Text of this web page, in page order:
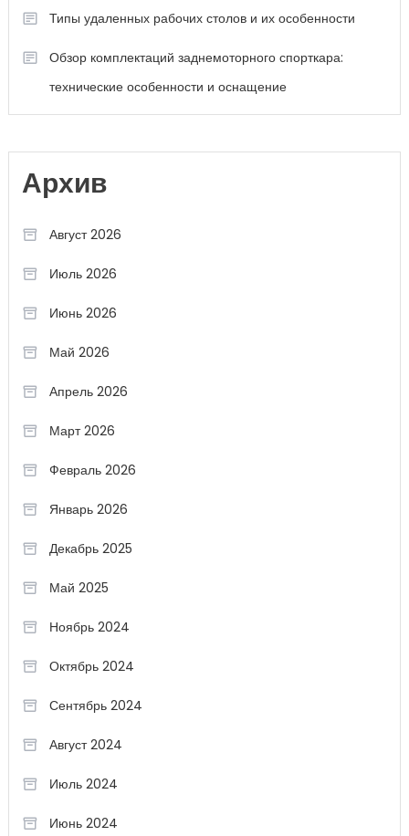
Типы удаленных рабочих столов и их особенности
Обзор комплектаций заднемоторного спорткара:
технические особенности и оснащение
Архив
Август 2026
Июль 2026
Июнь 2026
Май 2026
Апрель 2026
Март 2026
Февраль 2026
Январь 2026
Декабрь 2025
Май 2025
Ноябрь 2024
Октябрь 2024
Сентябрь 2024
Август 2024
Июль 2024
Июнь 2024